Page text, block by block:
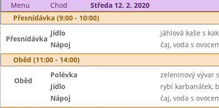
Menu Chod
Středa 12. 2. 2020
Přesnídávka (9:00 - 10:00)
Přesnídávka
Jídlo
jáhlová kaše s
Nápoj
čaj, voda s
Oběd (11:00 - 14:00)
Oběd
Polévka
zeleninový vývar
Jídlo
rybí karbanátek,
Nápoj
čaj, voda s